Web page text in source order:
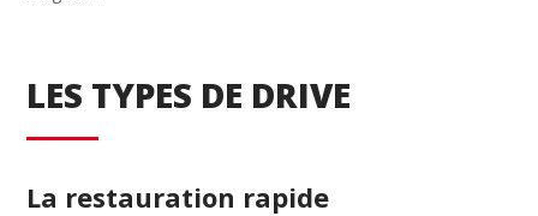
LES TYPES DE DRIVE
La restauration rapide